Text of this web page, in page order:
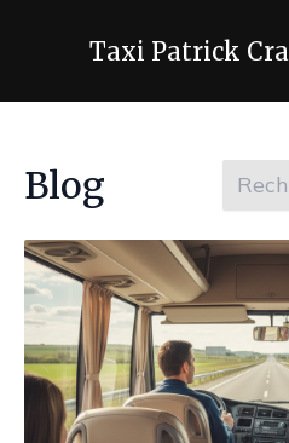
Taxi Patrick
Blog